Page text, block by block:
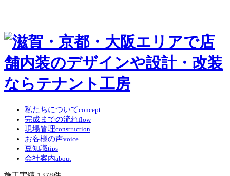
私たちについてconcept
完成までの流れflow
現場管理construction
お客様の声voice
豆知識tips
会社案内about